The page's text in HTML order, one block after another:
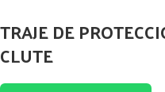
TRAJE DE
CLUTE